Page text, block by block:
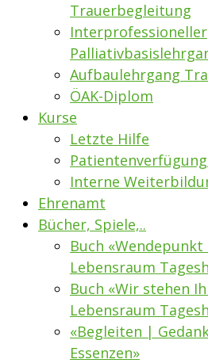
Trauerbegleitung
Interprofessioneller
Aufbaulehrgang
ÖAK-Diplom
Kurse
Letzte Hilfe
Interne
Ehrenamt
Bücher, Spiele,..
Buch
Lebensraum
Buch «Wir stehen
Lebensraum
«Begleiten |
Essenzen»